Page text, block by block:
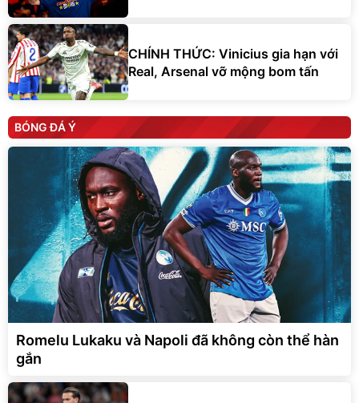
CHÍNH THỨC: Vinicius gia hạn với
Real, Arsenal vỡ mộng bom tấn
BÓNG ĐÁ Ý
Romelu Lukaku và Napoli đã không còn thể hàn
gắn